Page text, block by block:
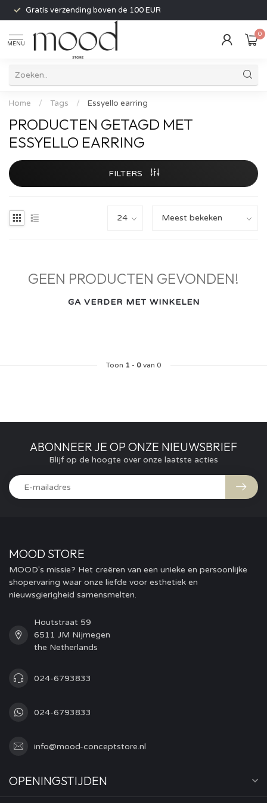
Gratis verzending boven de 100 EUR
MENU
0
Home / Tags / Essyello earring
PRODUCTEN GETAGD MET
ESSYELLO EARRING
FILTERS
GEEN PRODUCTEN GEVONDEN!
GA VERDER MET WINKELEN
Toon 1 - 0van 0
ABONNEER JE OP ONZE NIEUWSBRIEF
Blijf op de hoogte over onze laatste acties
MOOD STORE
MOOD's missie? Het creëren van een unieke en persoonlijke
shopervaring waar onze liefde voor esthetiek en
nieuwsgierigheid samensmelten.
Houtstraat 59
6511 JM Nijmegen
the Netherlands
024-6793833
024-6793833
info@mood-conceptstore.nl
OPENINGSTIJDEN